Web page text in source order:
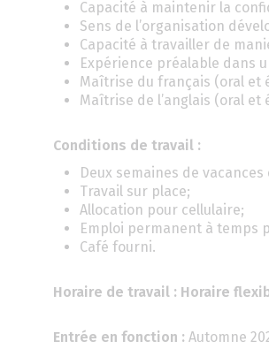
Capacité à maintenir la
Sens de l’organisation
Capacité à travailler de
Expérience préalable dans
Maîtrise du français (oral et
Maîtrise de l’anglais (oral
Conditions de travail :
Deux semaines de
Travail sur place;
Allocation pour cellulaire;
Emploi permanent à temps
Café fourni.
Horaire de travail : Horaire
Entrée en fonction : Automne